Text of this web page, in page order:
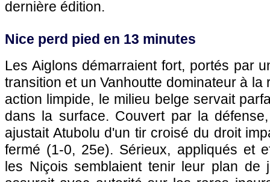
dernière édition.
Nice perd pied en 13 minutes
Les Aiglons démarraient fort, portés par
transition et un Vanhoutte dominateur à la
action limpide, le milieu belge servait
dans la surface. Couvert par la
ajustait Atubolu d'un tir croisé du droit
fermé (1-0, 25e). Sérieux, appliqués et
les Niçois semblaient tenir leur plan de